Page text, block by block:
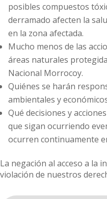
posibles compuestos
derramado afecten la
en la zona afectada.
Mucho menos de las
áreas naturales
Nacional Morrocoy.
Quiénes se harán
ambientales y
Qué decisiones y
que sigan ocurriendo
ocurren continuamente
La negación al acceso a la
violación de nuestros